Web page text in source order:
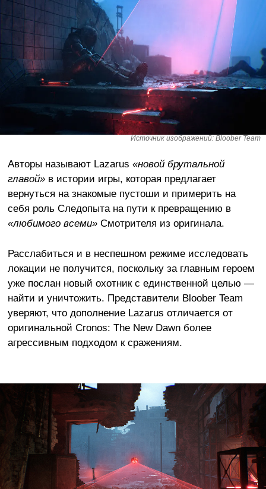
Источник изображений: Bloober Team
Авторы называют Lazarus «новой брутальной
главой»в истории игры, которая предлагает
вернуться на знакомые пустоши и примерить на
себя роль Следопыта на пути к превращению в
«любимого всеми»Смотрителя из оригинала.
Расслабиться и в неспешном режиме исследовать
локации не получится, поскольку за главным героем
уже послан новый охотник с единственной целью —
найти и уничтожить. Представители Bloober Team
уверяют, что дополнение Lazarus отличается от
оригинальной Cronos: The New Dawn более
агрессивным подходом к сражениям.